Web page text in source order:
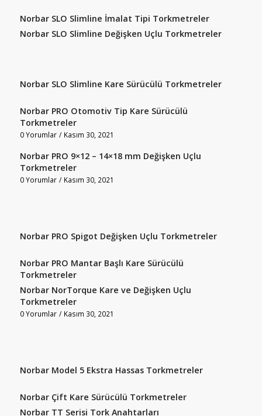
Norbar SLO Slimline İmalat Tipi Torkmetreler
Norbar SLO Slimline Değişken Uçlu Torkmetreler
Norbar SLO Slimline Kare Sürücülü Torkmetreler
Norbar PRO Otomotiv Tip Kare Sürücülü
Torkmetreler
0 Yorumlar / Kasım 30, 2021
Norbar PRO 9×12 – 14×18 mm Değişken Uçlu
Torkmetreler
0 Yorumlar / Kasım 30, 2021
Norbar PRO Spigot Değişken Uçlu Torkmetreler
Norbar PRO Mantar Başlı Kare Sürücülü
Torkmetreler
Norbar NorTorque Kare ve Değişken Uçlu
Torkmetreler
0 Yorumlar / Kasım 30, 2021
Norbar Model 5 Ekstra Hassas Torkmetreler
Norbar Çift Kare Sürücülü Torkmetreler
Norbar TT Serisi Tork Anahtarları